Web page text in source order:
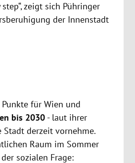
zeigt sich Pühringer
der Innenstadt
für Wien und
bis 2030 - laut ihrer
Stadt derzeit vornehme.
Raum im Sommer
sozialen Frage: